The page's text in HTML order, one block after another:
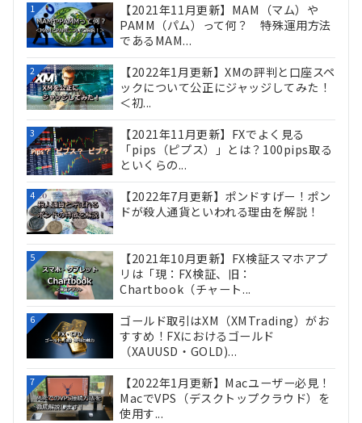
1
【2021年11月更新】MAM（マム）や
PAMM（パム）って何？ 特殊運用方法
であるMAM...
2
【2022年1月更新】XMの評判と口座スペ
ックについて公正にジャッジしてみた！
＜初...
3
【2021年11月更新】FXでよく見る
「pips（ピプス）」とは？100pips取る
といくらの...
4
【2022年7月更新】ポンドすげー！ポン
ドが殺人通貨といわれる理由を解説！
5
【2021年10月更新】FX検証スマホアプ
リは「現：FX検証、旧：
Chartbook（チャート...
6
ゴールド取引はXM（XMTrading）がお
すすめ！FXにおけるゴールド
（XAUUSD・GOLD)...
7
【2022年1月更新】Macユーザー必見！
MacでVPS（デスクトップクラウド）を
使用す...